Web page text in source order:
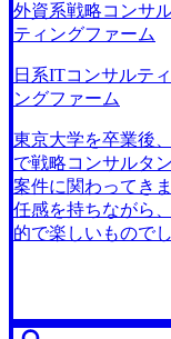
外資系戦略コンサ
ティングファーム
日系ITコンサルティ
ングファーム
東京大学を卒業後
で戦略コンサルタ
案件に関わってき
任感を持ちながら
的で楽しいもので
た。 しかし一方で
といけないと考え
ともに海外を飛び